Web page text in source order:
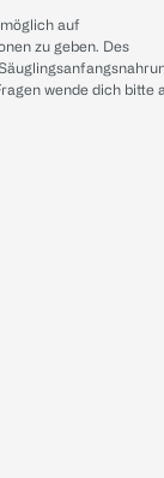
auf
zu geben. Des
wende dich bitte